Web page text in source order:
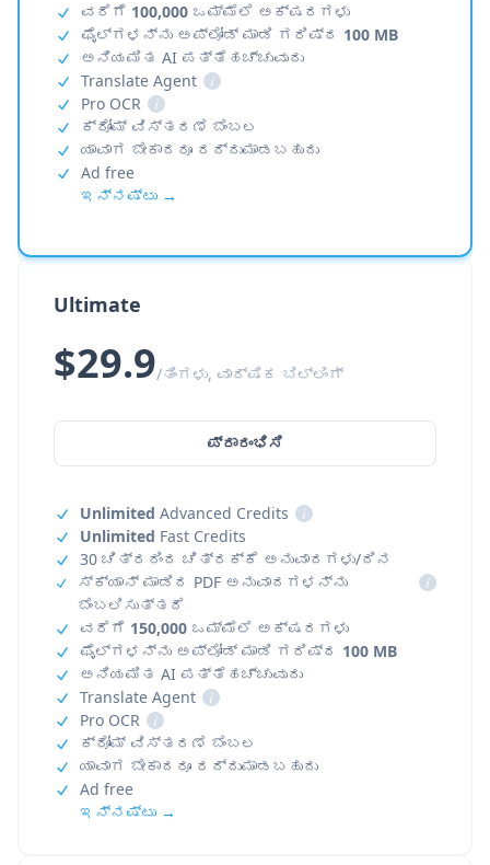
ವರೆಗೆ 100,000 ಒಮ್ಮೆಲೆ ಅಕ್ಷರಗಳು
ಫೈಲ್‌ಗಳನ್ನು ಅಪ್‌ಲೋಡ್ ಮಾಡಿ ಗರಿಷ್ಠ 100 MB
ಅನಿಯಮಿತ AI ಪತ್ತೆಹಚ್ಚುವುದು
Translate Agent
i
Pro OCR
i
ಕ್ರೋಮ್ ವಿಸ್ತರಣೆ ಬೆಂಬಲ
ಯಾವಾಗ ಬೇಕಾದರೂ ರದ್ದುಮಾಡಬಹುದು
Ad free
ಇನ್ನಷ್ಟು →
Ultimate
$29.9/ತಿಂಗಳು, ವಾರ್ಷಿಕ ಬಿಲ್ಲಿಂಗ್
ಪ್ರಾರಂಭಿಸಿ
Unlimited Advanced Credits
i
Unlimited Fast Credits
30 ಚಿತ್ರದಿಂದ ಚಿತ್ರಕ್ಕೆ ಅನುವಾದಗಳು/ದಿನ
ಸ್ಕ್ಯಾನ್ ಮಾಡಿದ PDF ಅನುವಾದಗಳನ್ನು
ಬೆಂಬಲಿಸುತ್ತದೆ
i
ವರೆಗೆ 150,000 ಒಮ್ಮೆಲೆ ಅಕ್ಷರಗಳು
ಫೈಲ್‌ಗಳನ್ನು ಅಪ್‌ಲೋಡ್ ಮಾಡಿ ಗರಿಷ್ಠ 100 MB
ಅನಿಯಮಿತ AI ಪತ್ತೆಹಚ್ಚುವುದು
Translate Agent
i
Pro OCR
i
ಕ್ರೋಮ್ ವಿಸ್ತರಣೆ ಬೆಂಬಲ
ಯಾವಾಗ ಬೇಕಾದರೂ ರದ್ದುಮಾಡಬಹುದು
Ad free
ಇನ್ನಷ್ಟು →